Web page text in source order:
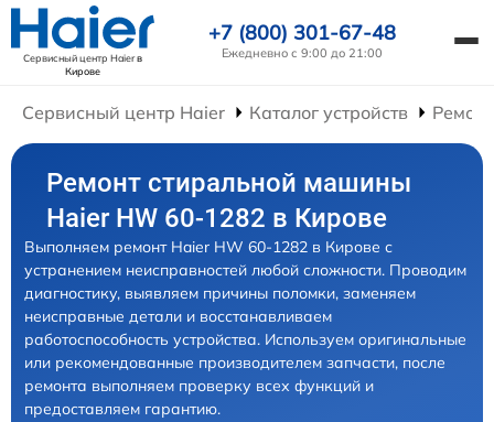
Сервисный центр Haierв
Кирове
+7 (800) 301-67-48
Ежедневно с 9:00 до 21:00
Сервисный центр Haier Каталог устройств
Ремонт стиральной машины
Haier HW 60-1282 в Кирове
Выполняем ремонт Haier HW 60-1282 в Кирове с
устранением неисправностей любой сложности. Проводим
диагностику, выявляем причины поломки, заменяем
неисправные детали и восстанавливаем
работоспособность устройства. Используем оригинальные
или рекомендованные производителем запчасти, после
ремонта выполняем проверку всех функций и
предоставляем гарантию.